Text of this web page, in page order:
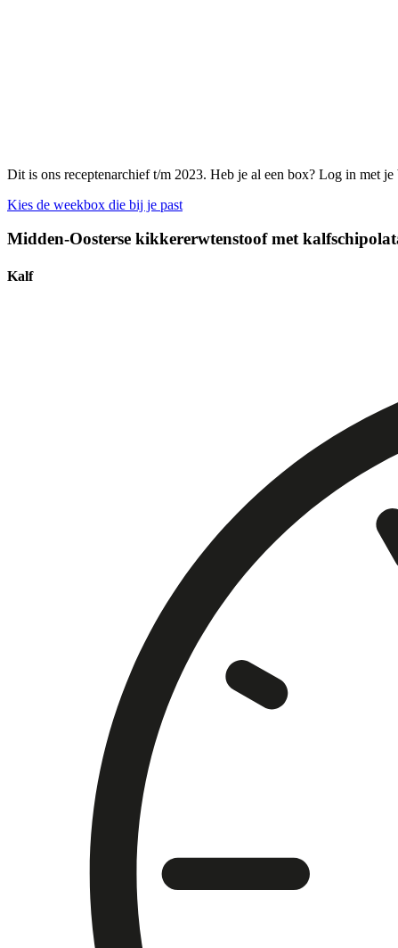
Dit is ons receptenarchief t/m 2023. Heb je al een box? Log in met je
Kies de weekbox die bij je past
Midden-Oosterse kikkererwtenstoof met
Kalf